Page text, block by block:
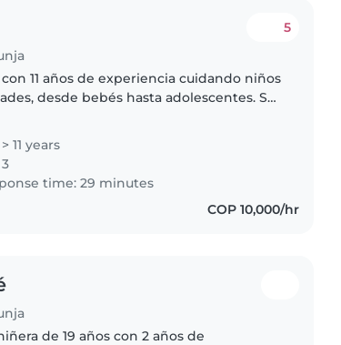
5
11 años de experiencia cuidando niños
desde bebés hasta adolescentes. Soy
11 years
time: 29 minutes
COP 10,000/hr
de 19 años con 2 años de